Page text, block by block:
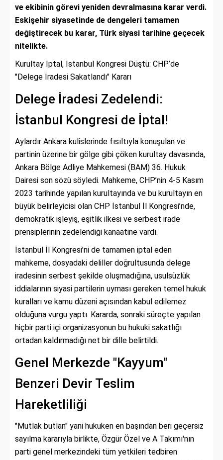
ve ekibinin görevi yeniden devralmasına karar verdi.
Eskişehir siyasetinde de dengeleri tamamen
değiştirecek bu karar, Türk siyasi tarihine geçecek
nitelikte.
Kurultay İptal, İstanbul Kongresi Düştü: CHP’de
"Delege İradesi Sakatlandı" Kararı
Delege İradesi Zedelendi:
İstanbul Kongresi de İptal!
Aylardır Ankara kulislerinde fısıltıyla konuşulan ve
partinin üzerine bir gölge gibi çöken kurultay davasında,
Ankara Bölge Adliye Mahkemesi (BAM) 36. Hukuk
Dairesi son sözü söyledi. Mahkeme, CHP’nin 4-5 Kasım
2023 tarihinde yapılan kurultayında ve bu kurultayın en
büyük belirleyicisi olan CHP İstanbul İl Kongresi’nde,
demokratik işleyiş, eşitlik ilkesi ve serbest irade
prensiplerinin zedelendiği kanaatine vardı.
İstanbul İl Kongresi’ni de tamamen iptal eden
mahkeme, dosyadaki deliller doğrultusunda delege
iradesinin serbest şekilde oluşmadığına, usulsüzlük
iddialarının siyasi partilerin uyması gereken temel hukuk
kuralları ve kamu düzeni açısından kabul edilemez
olduğuna vurgu yaptı. Kararda, sonraki süreçte yapılan
hiçbir parti içi organizasyonun bu hukuki sakatlığı
ortadan kaldırmadığı net bir dille belirtildi.
Genel Merkezde "Kayyum"
Benzeri Devir Teslim
Hareketliliği
"Mutlak butlan" yani hukuken en başından beri geçersiz
sayılma kararıyla birlikte, Özgür Özel ve A Takımı'nın
parti genel merkezindeki tüm yetkileri tedbiren